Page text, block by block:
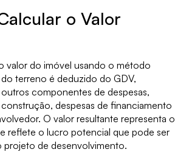
o Valor
valor do imóvel usando o método
terreno é deduzido do GDV,
componentes de despesas,
despesas de financiamento
O valor resultante representa o
reflete o lucro potencial que pode ser
projeto de desenvolvimento.